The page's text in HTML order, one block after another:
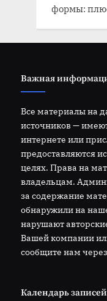
формы:
Важная
Все материалы на
источников —
интернете или
предоставляются
целях. Права на
владельцам.
за содержание
обнаружили на
нарушают
Вашей компании
сообщите нам
Календарь записей